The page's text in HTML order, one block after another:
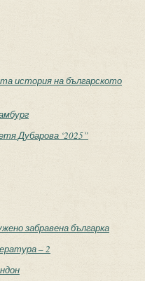
история на българското
Дубарова ‘2025”
забравена българка
– 2